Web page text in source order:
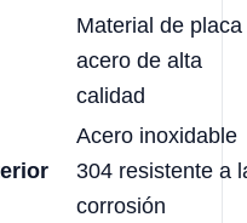
Material de placa
acero de alta
calidad
Acero inoxidable
304 resistente a
corrosión